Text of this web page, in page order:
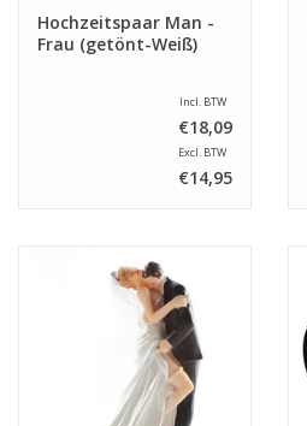
Hochzeitspaar Man -
Frau (getönt-Weiß)
Incl. BTW
€18,09
Excl. BTW
€14,95